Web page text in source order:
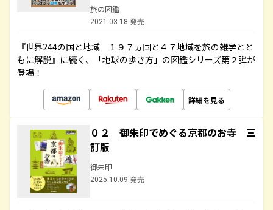
旅の図鑑
2021.03.18 発売
『世界244の国と地域 １９７ヵ国と４７地域を旅の雑学とと
もに解説』に続く、「地球の歩き方」の図鑑シリーズ第２弾が
登場！
詳細を見る
０２ 御朱印でめぐる京都のお寺 三
訂版
御朱印
2025.10.09 発売